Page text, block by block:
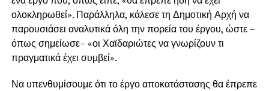
ολοκληρωθεί». Παράλληλα, κάλεσε τη Δημοτική Αρχή να
παρουσιάσει αναλυτικά όλη την πορεία του έργου, ώστε –
όπως σημείωσε– «οι Χαϊδαριώτες να γνωρίζουν τι
πραγματικά έχει συμβεί».
Να υπενθυμίσουμε ότι το έργο αποκατάστασης θα έπρεπε